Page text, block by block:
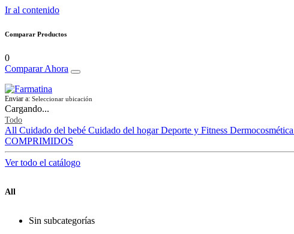
Ir al contenido
Comparar Productos
0
Comparar Ahora
Enviar a: Seleccionar ubicación
Cargando...
Todo
All Cuidado del bebé Cuidado del hogar Deporte y Fitness Dermocosmética
COMPRIMIDOS
Ver todo el catálogo
All
Sin subcategorías